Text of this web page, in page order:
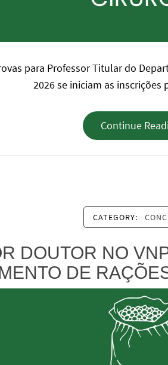
para Professor Titular do
2026 se iniciam as
Continue
CATEGORY:
DOUTOR NO
DE